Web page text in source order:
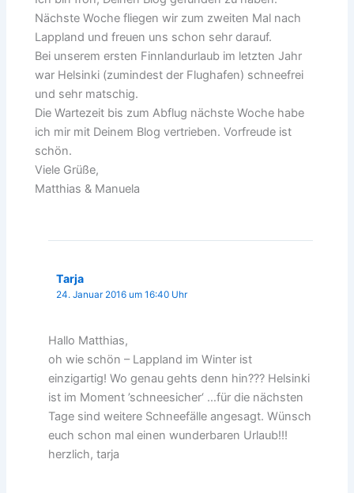
Nächste Woche fliegen wir zum zweiten Mal nach
Lappland und freuen uns schon sehr darauf.
Bei unserem ersten Finnlandurlaub im letzten Jahr
war Helsinki (zumindest der Flughafen) schneefrei
und sehr matschig.
Die Wartezeit bis zum Abflug nächste Woche habe
ich mir mit Deinem Blog vertrieben. Vorfreude ist
schön.
Viele Grüße,
Matthias & Manuela
Tarja
24. Januar 2016 um 16:40 Uhr
Hallo Matthias,
oh wie schön – Lappland im Winter ist
einzigartig! Wo genau gehts denn hin??? Helsinki
ist im Moment ’schneesicher‘ …für die nächsten
Tage sind weitere Schneefälle angesagt. Wünsch
euch schon mal einen wunderbaren Urlaub!!!
herzlich, tarja